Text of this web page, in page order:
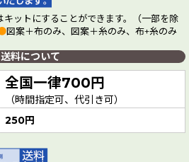
ットにすることができます。（一部を除
図案＋布のみ、図案＋糸のみ、布+糸のみ
送料について
全国一律700円
（時間指定可、代引き可）
250円